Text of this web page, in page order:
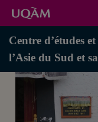
Centre d’études
l’Asie du Sud et